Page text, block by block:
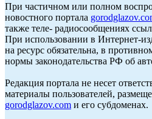
При частичном или полном
новостного портала
также теле- радиосообщениях
При использовании в Интернет-
на ресурс обязательна, в
нормы законодательства РФ об
Редакция портала не несет
материалы пользователей,
gorodglazov.com и его субдоменах.